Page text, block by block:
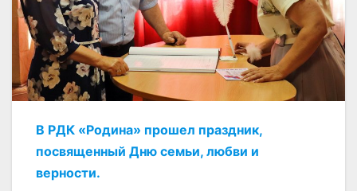
В РДК «Родина» прошел праздник,
посвященный Дню семьи, любви и
верности.